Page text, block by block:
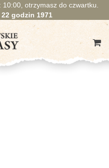
otrzymasz do czwartku.
22 godzin 1970